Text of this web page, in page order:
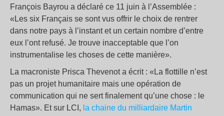
François Bayrou a déclaré ce 11 juin à l’Assemblée :
«Les six Français se sont vus offrir le choix de rentrer
dans notre pays à l’instant et un certain nombre d’entre
eux l’ont refusé. Je trouve inacceptable que l’on
instrumentalise les choses de cette manière».
La macroniste Prisca Thevenot a écrit : «La flottille n’est
pas un projet humanitaire mais une opération de
communication qui ne sert finalement qu’une chose : le
Hamas». Et sur LCI, la chaine du milliardaire Martin